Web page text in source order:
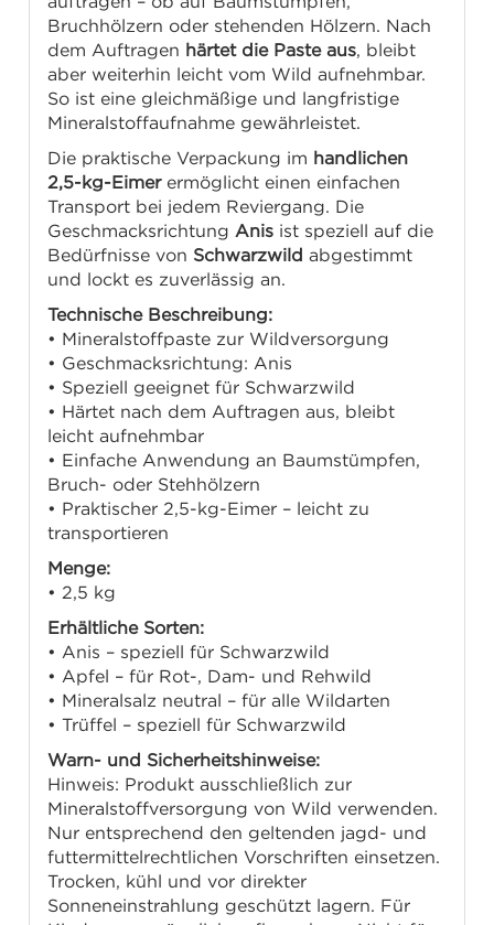
Bruchhölzern oder stehenden Hölzern. Nach
dem Auftragen härtet die Paste aus, bleibt
aber weiterhin leicht vom Wild aufnehmbar.
So ist eine gleichmäßige und langfristige
Mineralstoffaufnahme gewährleistet.
Die praktische Verpackung im handlichen
2,5-kg-Eimerermöglicht einen einfachen
Transport bei jedem Reviergang. Die
Geschmacksrichtung Anis ist speziell auf die
Bedürfnisse von Schwarzwild abgestimmt
und lockt es zuverlässig an.
Technische Beschreibung:
• Mineralstoffpaste zur Wildversorgung
• Geschmacksrichtung: Anis
• Speziell geeignet für Schwarzwild
• Härtet nach dem Auftragen aus, bleibt
leicht aufnehmbar
• Einfache Anwendung an Baumstümpfen,
Bruch- oder Stehhölzern
• Praktischer 2,5-kg-Eimer – leicht zu
transportieren
Menge:
• 2,5 kg
Erhältliche Sorten:
• Anis – speziell für Schwarzwild
• Apfel – für Rot-, Dam- und Rehwild
• Mineralsalz neutral – für alle Wildarten
• Trüffel – speziell für Schwarzwild
Warn- und Sicherheitshinweise:
Hinweis: Produkt ausschließlich zur
Mineralstoffversorgung von Wild verwenden.
Nur entsprechend den geltenden jagd- und
futtermittelrechtlichen Vorschriften einsetzen.
Trocken, kühl und vor direkter
Sonneneinstrahlung geschützt lagern. Für